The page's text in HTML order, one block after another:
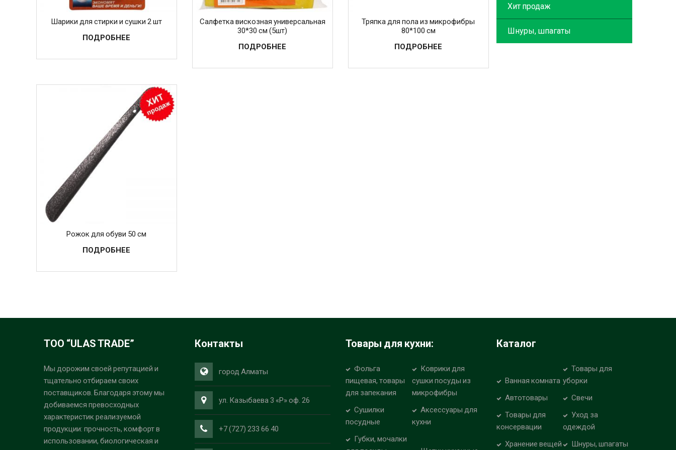
Шарики для стирки и сушки 2 шт
ПОДРОБНЕЕ
Салфетка вискозная универсальная
30*30 см (5шт)
ПОДРОБНЕЕ
Тряпка для пола из микрофибры
80*100 см
ПОДРОБНЕЕ
Рожок для обуви 50 см
ПОДРОБНЕЕ
Хит продаж
Шнуры, шпагаты
ТОО “ULAS TRADE”
Мы дорожим своей репутацией и
тщательно отбираем своих
поставщиков. Благодаря этому мы
добиваемся превосходных
характеристик реализуемой
продукции: прочность, комфорт в
использовании, биологическая и
Контакты
город Алматы
ул. Казыбаева 3 «Р» оф. 26
+7 (727) 233 66 40
Товары для кухни:
Фольга
пищевая, товары
для запекания
Коврики для
сушки посуды из
микрофибры
Сушилки
посудные
Аксессуары для
кухни
Губки, мочалки
Каталог
Ванная комната
Товары для
уборки
Автотовары
Свечи
Товары для
консервации
Уход за
одеждой
Хранение вещей
Шнуры, шпагаты